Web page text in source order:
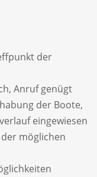
der
Anruf genügt
der Boote,
eingewiesen
möglichen